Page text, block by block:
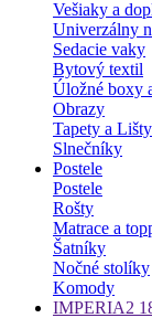
Vešiaky a
Univerzálny
Sedacie vaky
Bytový textil
Úložné boxy
Obrazy
Tapety a Lišty
Slnečníky
Postele
Postele
Rošty
Matrace a
Šatníky
Nočné stolíky
Komody
IMPERIA2